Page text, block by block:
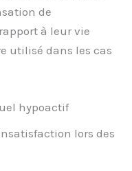
de
à leur vie
utilisé dans les cas
hypoactif
lors des